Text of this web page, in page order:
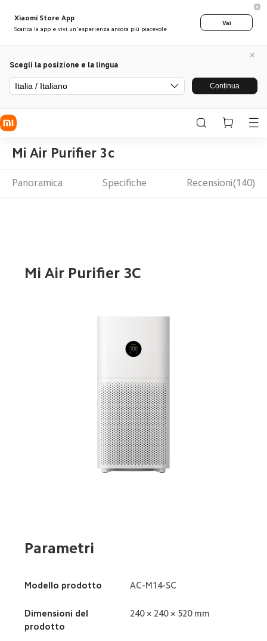
Xiaomi Store App
Scarica la app e vivi un'esperienza ancora più piacevole
Vai
Scegli la posizione e la lingua
Italia / Italiano Continua
Mi Air Purifier 3c
Panoramica Specifiche Recensioni(140)
Mi Air Purifier 3C
Parametri
Modello prodotto AC-M14-SC
Dimensioni del
prodotto
240 × 240 × 520 mm